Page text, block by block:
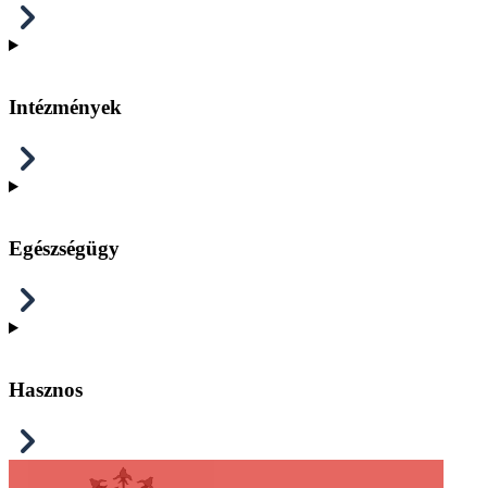
Intézmények
Egészségügy
Hasznos